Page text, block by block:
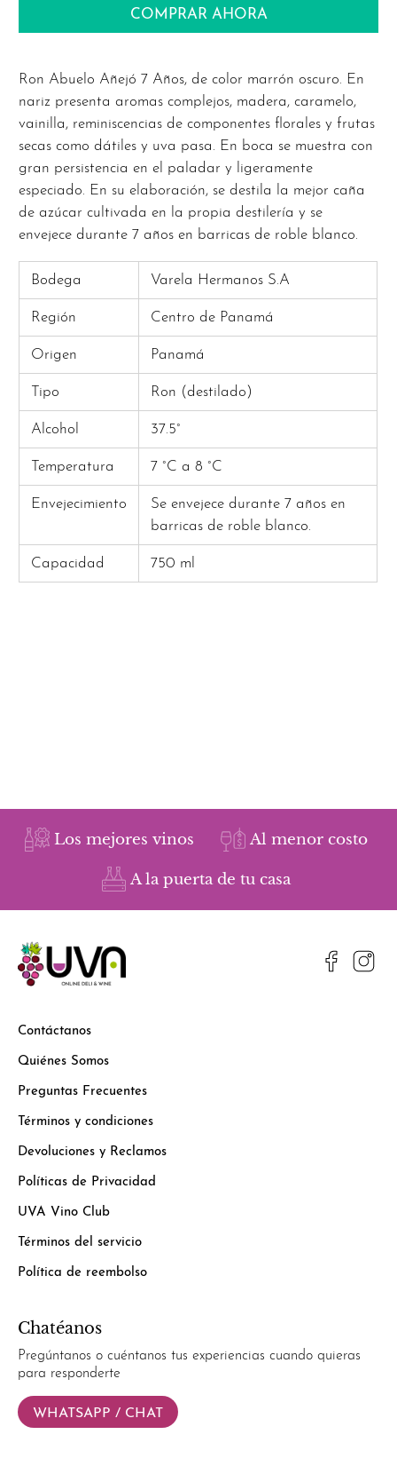
COMPRAR AHORA
Ron Abuelo Añejó 7 Años, de color marrón oscuro. En
nariz presenta aromas complejos, madera, caramelo,
vainilla, reminiscencias de componentes florales y frutas
secas como dátiles y uva pasa. En boca se muestra con
gran persistencia en el paladar y ligeramente
especiado. En su elaboración, se destila la mejor caña
de azúcar cultivada en la propia destilería y se
envejece durante 7 años en barricas de roble blanco.
Bodega Varela Hermanos S.A
Región Centro de Panamá
Origen Panamá
Tipo Ron (destilado)
Alcohol 37.5°
Temperatura 7 °C a 8 °C
Envejecimiento
Se envejece durante 7 años en
barricas de roble blanco.
Capacidad 750 ml
Los mejores vinos Al menor costo
A la puerta de tu casa
Contáctanos
Quiénes Somos
Preguntas Frecuentes
Términos y condiciones
Devoluciones y Reclamos
Políticas de Privacidad
UVA Vino Club
Términos del servicio
Política de reembolso
Chatéanos
Pregúntanos o cuéntanos tus experiencias cuando quieras
para responderte
WHATSAPP / CHAT